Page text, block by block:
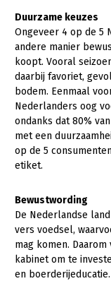
Varkenshouderij
Glastuinbouw
Paddenstoelen
Webinars
Over LTO
LTO Nederland
Mensen
Bestuur en
Medewerkers
Jaarverslag 2023
Vacatures
Contact
Duurzame keuzes
Ongeveer 4 op de 5
andere manier
koopt. Vooral
daarbij favoriet,
bodem. Eenmaal
Nederlanders oog
ondanks dat 80%
met een
op de 5
etiket.
Bewustwording
De Nederlandse
vers voedsel,
mag komen.
kabinet om te
en